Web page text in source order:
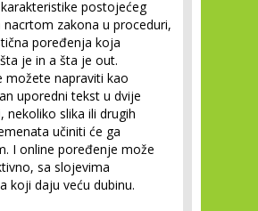
postojećeg
nacrtom zakona u proceduri,
poređenja koja
je in a šta je out.
možete napraviti kao
uporedni tekst u dvije
nekoliko slika ili drugih
učiniti će ga
I online poređenje može
sa slojevima
koji daju veću dubinu.